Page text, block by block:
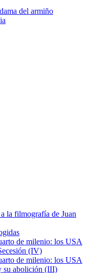
del armiño
la filmografía de Juan
de milenio: los USA
(IV)
de milenio: los USA
su abolición (III)